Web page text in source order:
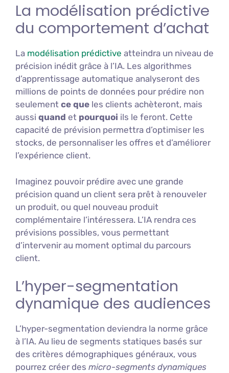
La modélisation prédictive
du comportement d’achat
La modélisation prédictive atteindra un niveau de
précision inédit grâce à l’IA. Les algorithmes
d’apprentissage automatique analyseront des
millions de points de données pour prédire non
seulement ce que les clients achèteront, mais
aussi quand et pourquoi ils le feront. Cette
capacité de prévision permettra d’optimiser les
stocks, de personnaliser les offres et d’améliorer
l’expérience client.
Imaginez pouvoir prédire avec une grande
précision quand un client sera prêt à renouveler
un produit, ou quel nouveau produit
complémentaire l’intéressera. L’IA rendra ces
prévisions possibles, vous permettant
d’intervenir au moment optimal du parcours
client.
L’hyper-segmentation
dynamique des audiences
L’hyper-segmentation deviendra la norme grâce
à l’IA. Au lieu de segments statiques basés sur
des critères démographiques généraux, vous
pourrez créer des micro-segments dynamiques